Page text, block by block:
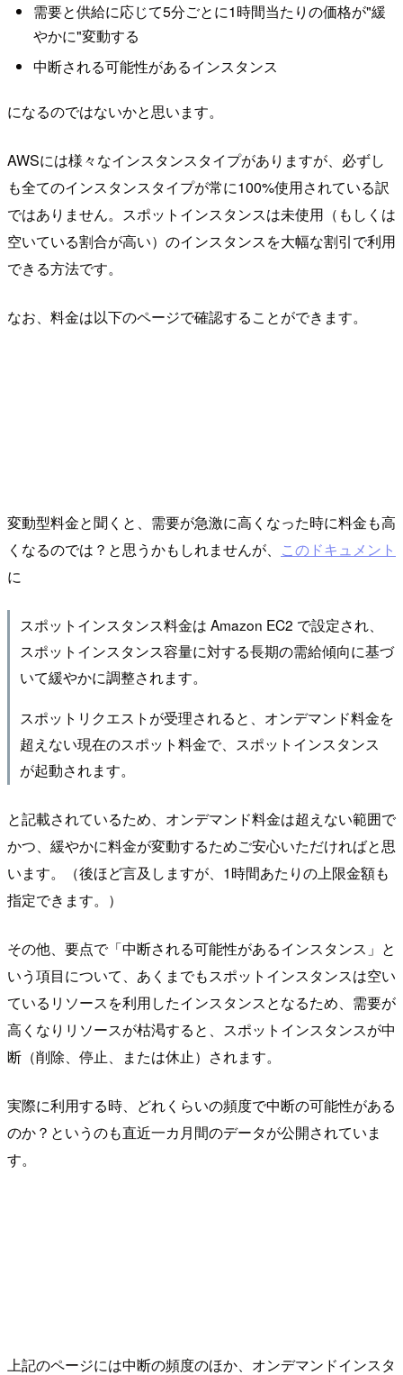
需要と供給に応じて5分ごとに1時間当たりの価格が"緩
やかに"変動する
中断される可能性があるインスタンス
になるのではないかと思います。
AWSには様々なインスタンスタイプがありますが、必ずし
も全てのインスタンスタイプが常に100%使用されている訳
ではありません。スポットインスタンスは未使用（もしくは
空いている割合が高い）のインスタンスを大幅な割引で利用
できる方法です。
なお、料金は以下のページで確認することができます。
変動型料金と聞くと、需要が急激に高くなった時に料金も高
くなるのでは？と思うかもしれませんが、 このドキュメント
に
スポットインスタンス料金は Amazon EC2 で設定され、
スポットインスタンス容量に対する長期の需給傾向に基づ
いて緩やかに調整されます。
スポットリクエストが受理されると、オンデマンド料金を
超えない現在のスポット料金で、スポットインスタンス
が起動されます。
と記載されているため、オンデマンド料金は超えない範囲で
かつ、緩やかに料金が変動するためご安心いただければと思
います。（後ほど言及しますが、1時間あたりの上限金額も
指定できます。）
その他、要点で「中断される可能性があるインスタンス」と
いう項目について、あくまでもスポットインスタンスは空い
ているリソースを利用したインスタンスとなるため、需要が
高くなりリソースが枯渇すると、スポットインスタンスが中
断（削除、停止、または休止）されます。
実際に利用する時、どれくらいの頻度で中断の可能性がある
のか？というのも直近一カ月間のデータが公開されていま
す。
上記のページには中断の頻度のほか、オンデマンドインスタ